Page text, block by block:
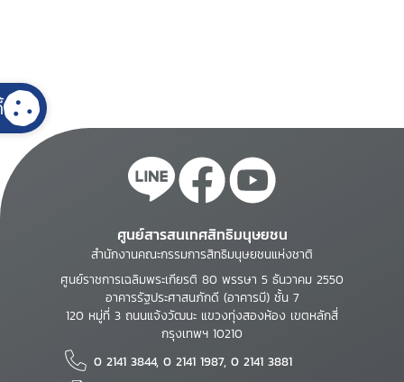
ศูนย์สารสนเทศสิทธิมนุษยชน
สำนักงานคณะกรรมการสิทธิมนุษยชนแห่งชาติ
ศูนย์ราชการเฉลิมพระเกียรติ 80 พรรษา 5 ธันวาคม 2550
อาคารรัฐประศาสนภักดี (อาคารบี) ชั้น 7
120 หมู่ที่ 3 ถนนแจ้งวัฒนะ แขวงทุ่งสองห้อง เขตหลักสี่
กรุงเทพฯ 10210
0 2141 3844, 0 2141 1987, 0 2141 3881